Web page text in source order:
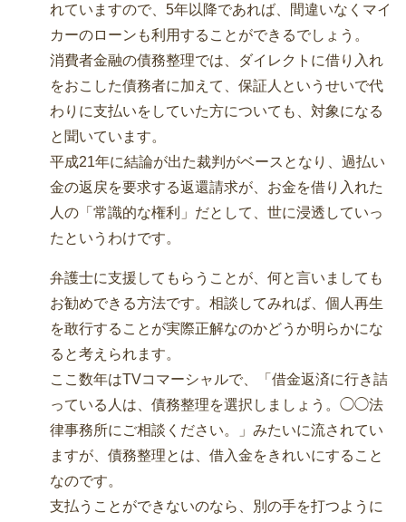
れていますので、5年以降であれば、間違いなくマイ
カーのローンも利用することができるでしょう。
消費者金融の債務整理では、ダイレクトに借り入れ
をおこした債務者に加えて、保証人というせいで代
わりに支払いをしていた方についても、対象になる
と聞いています。
平成21年に結論が出た裁判がベースとなり、過払い
金の返戻を要求する返還請求が、お金を借り入れた
人の「常識的な権利」だとして、世に浸透していっ
たというわけです。
弁護士に支援してもらうことが、何と言いましても
お勧めできる方法です。相談してみれば、個人再生
を敢行することが実際正解なのかどうか明らかにな
ると考えられます。
ここ数年はTVコマーシャルで、「借金返済に行き詰
っている人は、債務整理を選択しましょう。◯◯法
律事務所にご相談ください。」みたいに流されてい
ますが、債務整理とは、借入金をきれいにすること
なのです。
支払うことができないのなら、別の手を打つように